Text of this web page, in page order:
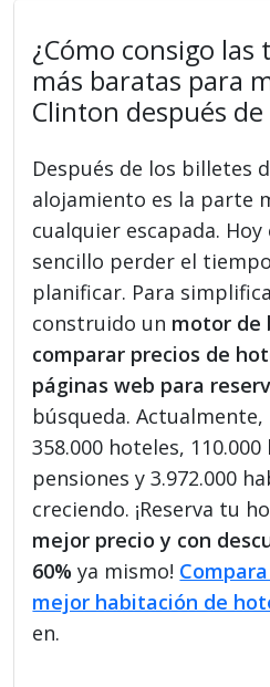
¿Cómo consigo
más baratas para
Clinton después
Después de los billetes
alojamiento es la parte
cualquier escapada.
sencillo perder el
planificar. Para
construido un motor de
comparar precios de
páginas web para
búsqueda.
358.000 hoteles,
pensiones y 3.972.000
creciendo. ¡Reserva tu
mejor precio y con
60% ya mismo!
mejor habitación de
en.